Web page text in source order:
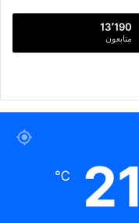
13٬190
متابعون
21
℃